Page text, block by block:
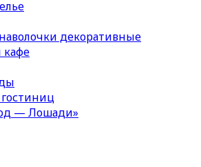
декоративные
кафе
— Лошади»